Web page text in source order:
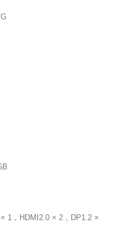
1，HDMI2.0 × 2，DP1.2 ×